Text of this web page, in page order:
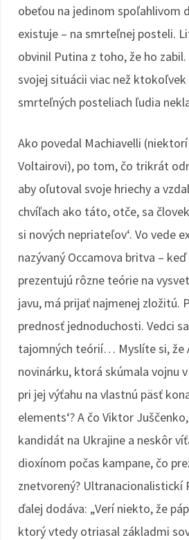
obeťou na jedinom spoľahlivom
existuje – na smrteľnej posteli.
obvinil Putina z toho, že ho
svojej situácii viac než ktokoľvek
smrteľných posteliach ľudia
Ako povedal Machiavelli
Voltairovi), po tom, čo trikrát
aby oľutoval svoje hriechy a
chvíľach ako táto, otče, sa
si nových nepriateľov‘. Vo vede
nazývaný Occamova britva –
prezentujú rôzne teórie na
javu, má prijať najmenej zložitú.
prednosť jednoduchosti. Vedci
tajomných teórií… Myslíte si, že
novinárku, ktorá skúmala vojnu
pri jej výťahu na vlastnú päsť
elements‘? A čo Viktor
kandidát na Ukrajine a neskôr
dioxínom počas kampane, čo
znetvorený? Ultranacionalistickí
ďalej dodáva: „Verí niekto, že
ktorý vtedy otriasal základmi